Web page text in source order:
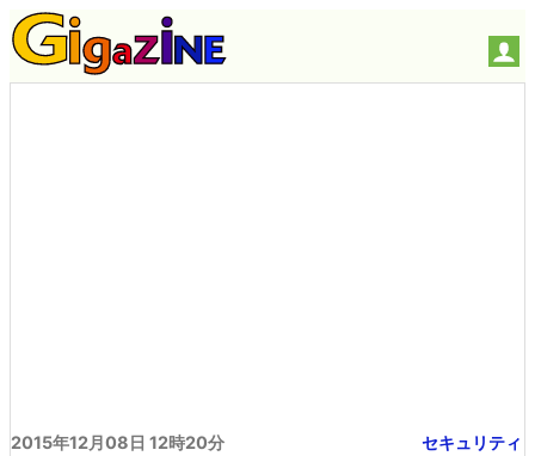
2015年12月08日 12時20分 セキュリティ